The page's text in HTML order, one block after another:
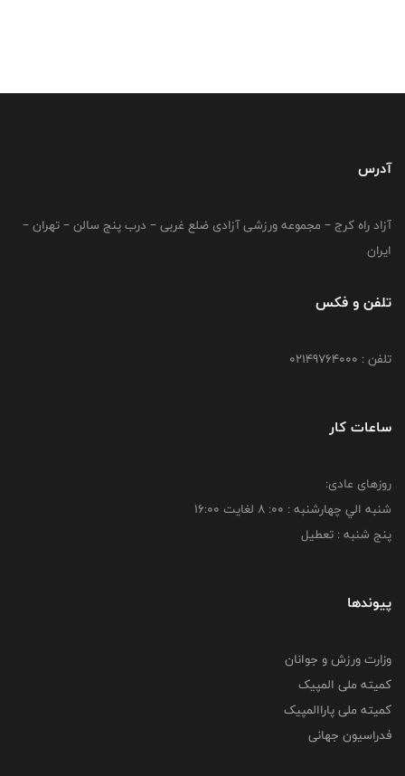
آدرس
آزاد راه کرج – مجموعه ورزشی آزادی ضلع غربی – درب پنج سالن – تهران –
ایران
تلفن و فکس
تلفن : 02149764000
ساعات کار
روزهای عادی:
شنبه الي چهارشنبه : 00: 8 لغايت 16:00
پنج شنبه : تعطیل
پیوندها
وزارت ورزش و جوانان
کمیته ملی المپیک
کمیته ملی پاراالمپیک
فدراسیون جهانی